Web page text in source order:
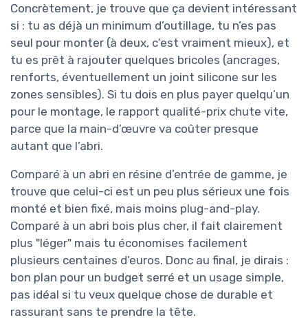
Concrètement, je trouve que ça devient intéressant
si : tu as déjà un minimum d’outillage, tu n’es pas
seul pour monter (à deux, c’est vraiment mieux), et
tu es prêt à rajouter quelques bricoles (ancrages,
renforts, éventuellement un joint silicone sur les
zones sensibles). Si tu dois en plus payer quelqu’un
pour le montage, le rapport qualité-prix chute vite,
parce que la main-d’œuvre va coûter presque
autant que l’abri.
Comparé à un abri en résine d’entrée de gamme, je
trouve que celui-ci est un peu plus sérieux une fois
monté et bien fixé, mais moins plug-and-play.
Comparé à un abri bois plus cher, il fait clairement
plus "léger" mais tu économises facilement
plusieurs centaines d’euros. Donc au final, je dirais :
bon plan pour un budget serré et un usage simple,
pas idéal si tu veux quelque chose de durable et
rassurant sans te prendre la tête.